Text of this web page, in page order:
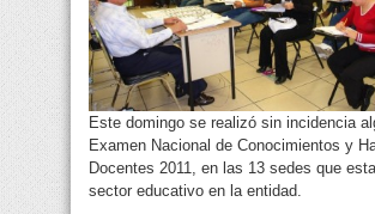
Este domingo se realizó sin incidencia
Examen Nacional de Conocimientos y
Docentes 2011, en las 13 sedes que
sector educativo en la entidad.